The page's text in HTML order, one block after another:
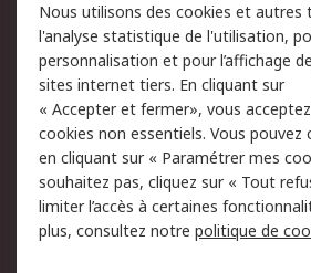
du site
Politique de protection
des données - Mise à
jour
Conditions générales
de vente
Campagnes marketing
A propos de RS
Nous utilisons des cookies et autres
l'analyse statistique de l'utilisation,
personnalisation et pour l’affichage
sites internet tiers. En cliquant sur
« Accepter et fermer», vous
cookies non essentiels. Vous pouvez
en cliquant sur « Paramétrer mes
souhaitez pas, cliquez sur « Tout
limiter l’accès à certaines
plus, consultez notre politique de